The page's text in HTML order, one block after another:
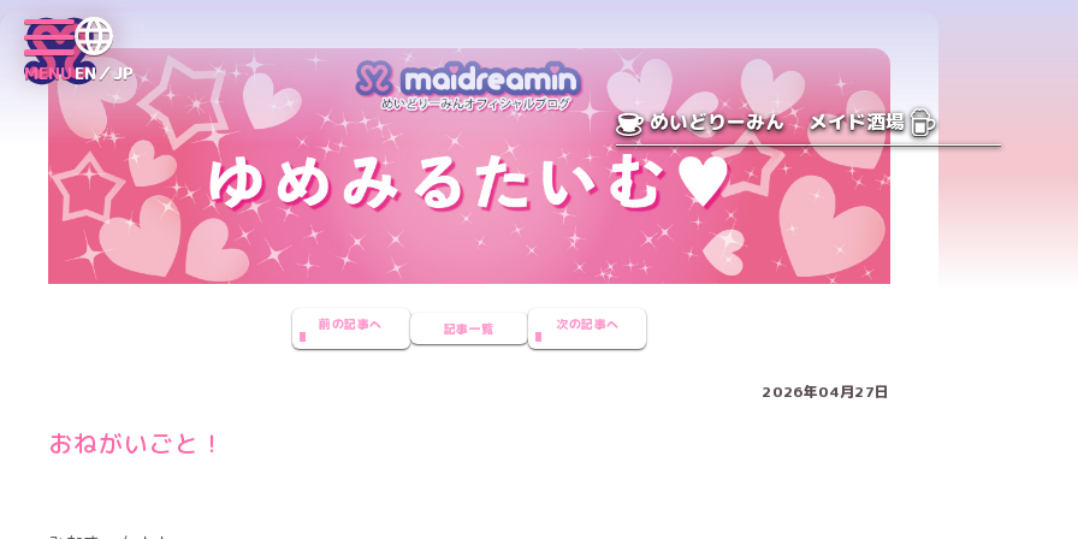
MENUEN／JP
めいどりーみん メイド酒場
前の記事へ 記事一覧 次の記事へ
2026年04月27日
おねがいごと！